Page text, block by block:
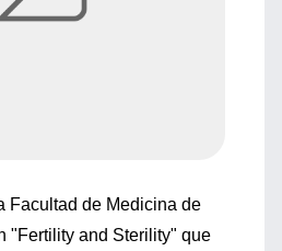
Facultad de Medicina de
"Fertility and Sterility" que